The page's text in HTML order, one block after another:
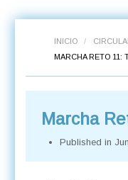
INICIO /
MARCHA RETO 11:
Marcha
Published in